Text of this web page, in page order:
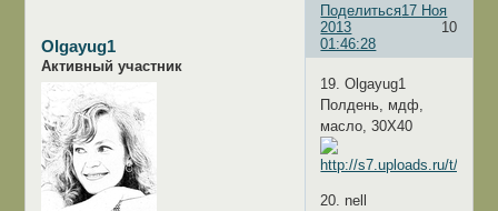
Поделиться
10
17 Ноя
2013
01:46:28
Olgayug1
Активный участник
19. Olgayug1
Полдень, мдф,
масло, 30Х40
20. nell